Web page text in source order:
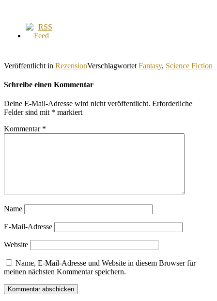
Veröffentlicht in RezensionVerschlagwortet Fantasy, Science Fiction
Schreibe einen Kommentar
Deine E-Mail-Adresse wird nicht veröffentlicht. Erforderliche
Felder sind mit * markiert
Kommentar *
Name
E-Mail-Adresse
Website
Name, E-Mail-Adresse und Website in diesem Browser für
meinen nächsten Kommentar speichern.